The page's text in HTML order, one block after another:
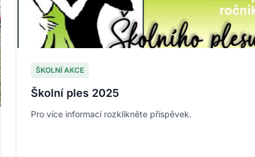
ŠKOLNÍ AKCE
Školní ples 2025
Pro více informací rozklikněte příspěvek.